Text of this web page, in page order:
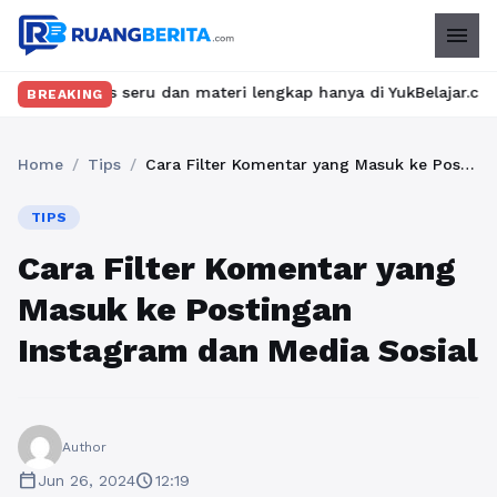
menu
BREAKING
seru dan materi lengkap hanya di YukBelajar.com. Mulai
Home / Tips / Cara Filter Komentar yang Masuk ke Postingan Instagram dan Media Sosial
TIPS
Cara Filter Komentar yang
Masuk ke Postingan
Instagram dan Media Sosial
Author
calendar_todayJun 26, 2024schedule12:19